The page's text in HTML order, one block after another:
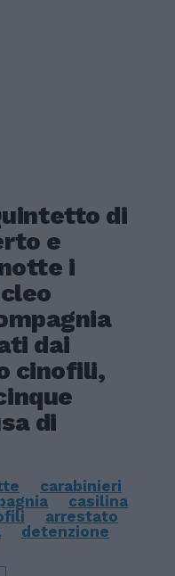
di
e
i
dai
cinofili,
di
carabinieri
casilina
arrestato
detenzione